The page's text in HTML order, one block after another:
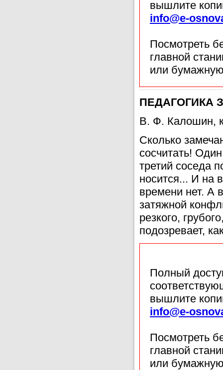
вышлите
info@e-
Посмотреть
главной
или
ПЕДАГОГИКА
В. Ф. Калошин,
Сколько
сосчитать!
третий соседа
носится... И на
времени нет. А
затяжной
резкого,
подозревает,
Полный
вышлите
info@e-
Посмотреть
главной
или